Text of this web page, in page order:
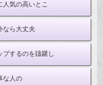
人気の高いとこ
なら大丈夫
プするのを躊躇し
な人の